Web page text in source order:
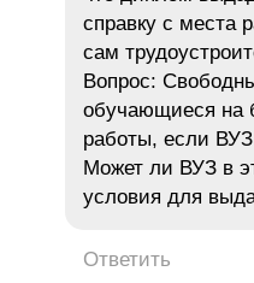
справку с места
сам
Вопрос:
обучающиеся на
работы, если ВУЗ
Может ли ВУЗ в
условия для
Ответить